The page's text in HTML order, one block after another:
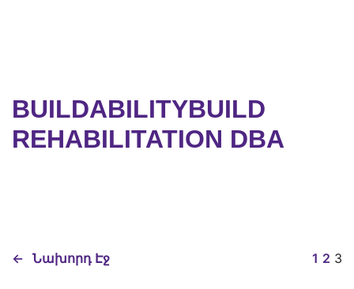
BUILDABILITYBUILD
REHABILITATION DBA
← Նախորդ Էջ 1 2 3